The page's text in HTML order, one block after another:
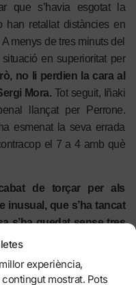
experiència,
mostrat. Pots
que s’havia esgotat la
han retallat distàncies en
menys de tres minuts del
en superioritat per
no li perdien la cara al
Mora. Tot seguit, Iñaki
llançat per Perrone.
esmenat la seva errada
el 7 a 4 amb què
de torçar per als
inusual, que s’ha tancat
s’ha quedat sense tres
ha estat expulsat
i definitiva exclusió.